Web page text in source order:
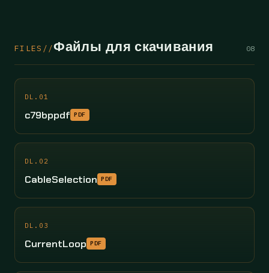
FILES//Файлы для скачивания 08
DL.01
c79bppdf PDF
DL.02
CableSelection PDF
DL.03
CurrentLoop PDF